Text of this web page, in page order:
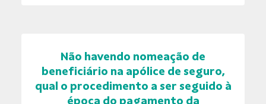
Não havendo nomeação de
beneficiário na apólice de seguro,
qual o procedimento a ser seguido à
época do pagamento da